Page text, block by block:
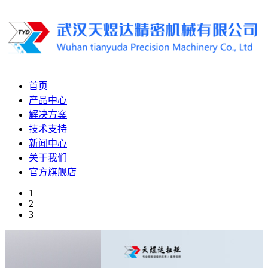
首页
产品中心
解决方案
技术支持
新闻中心
关于我们
官方旗舰店
1
2
3